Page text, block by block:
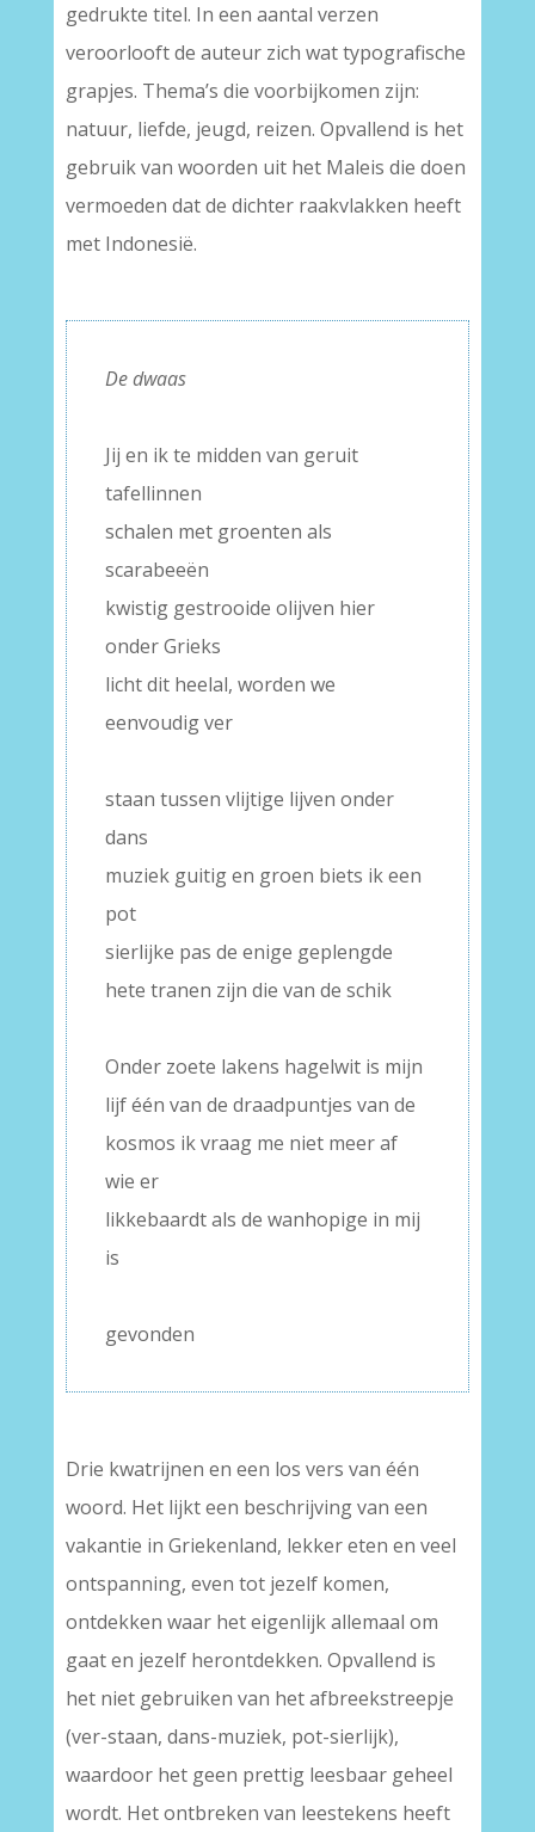
gedrukte titel. In een aantal verzen
veroorlooft de auteur zich wat typografische
grapjes. Thema’s die voorbijkomen zijn:
natuur, liefde, jeugd, reizen. Opvallend is het
gebruik van woorden uit het Maleis die doen
vermoeden dat de dichter raakvlakken heeft
met Indonesië.
De dwaas
Jij en ik te midden van geruit
tafellinnen
schalen met groenten als
scarabeeën
kwistig gestrooide olijven hier
onder Grieks
licht dit heelal, worden we
eenvoudig ver
staan tussen vlijtige lijven onder
dans
muziek guitig en groen biets ik een
pot
sierlijke pas de enige geplengde
hete tranen zijn die van de schik
Onder zoete lakens hagelwit is mijn
lijf één van de draadpuntjes van de
kosmos ik vraag me niet meer af
wie er
likkebaardt als de wanhopige in mij
is
gevonden
Drie kwatrijnen en een los vers van één
woord. Het lijkt een beschrijving van een
vakantie in Griekenland, lekker eten en veel
ontspanning, even tot jezelf komen,
ontdekken waar het eigenlijk allemaal om
gaat en jezelf herontdekken. Opvallend is
het niet gebruiken van het afbreekstreepje
(ver-staan, dans-muziek, pot-sierlijk),
waardoor het geen prettig leesbaar geheel
wordt. Het ontbreken van leestekens heeft